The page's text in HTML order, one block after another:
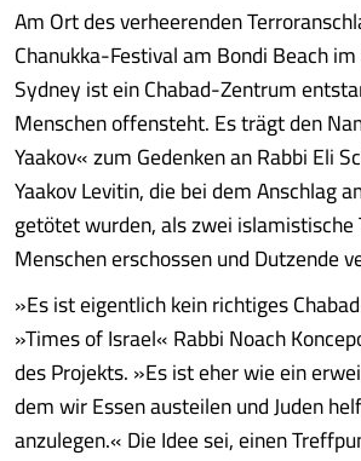
Am Ort des verheerenden
Chanukka-Festival am Bondi Beach
Sydney ist ein Chabad-Zentrum
Menschen offensteht. Es trägt den
Yaakov« zum Gedenken an Rabbi Eli
Yaakov Levitin, die bei dem Anschlag
getötet wurden, als zwei
Menschen erschossen und Dutzende
»Es ist eigentlich kein richtiges
»Times of Israel« Rabbi Noach
des Projekts. »Es ist eher wie ein
dem wir Essen austeilen und Juden
anzulegen.« Die Idee sei, einen